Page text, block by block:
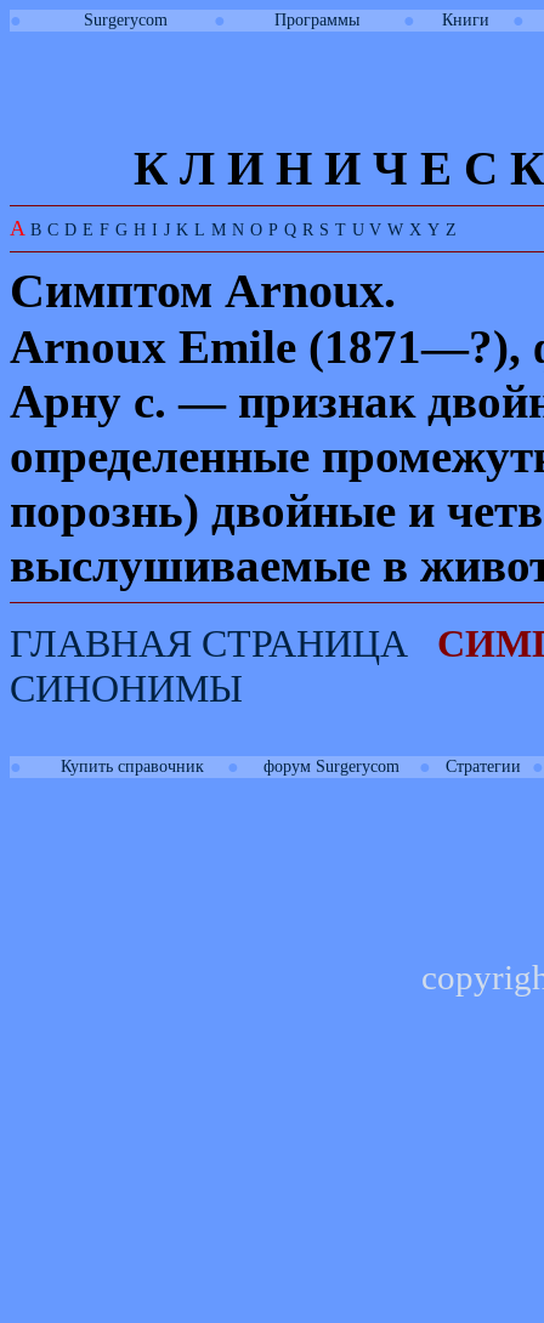
● Surgerycom ● Программы ● Книги ●
К Л И Н И Ч Е С К
A B C D E F G H I J K L M N O P Q R S T U V W X Y Z
Симптом Arnoux.
Arnoux Emile (1871—?),
Арну с. — признак
определенные
порознь) двойные и
выслушиваемые в
ГЛАВНАЯ СТРАНИЦА
СИНОНИМЫ
● Купить справочник ● форум Surgerycom ● Стратегии ●